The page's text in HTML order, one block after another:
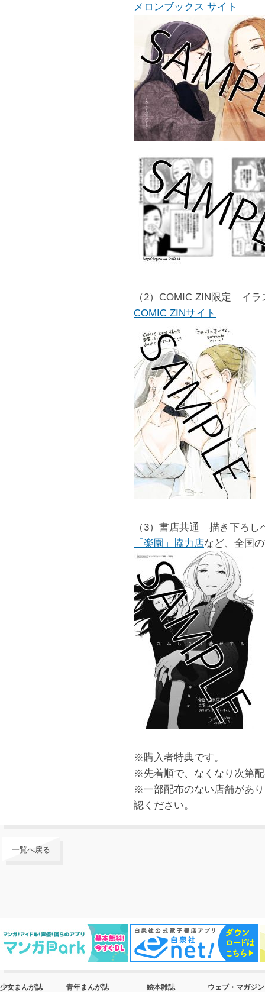
メロンブックス サイト
（2）COMIC ZIN限定 イラ
COMIC ZINサイト
（3）書店共通 描き下ろし
「楽園」協力店など、全国
※購入者特典です。
※先着順で、なくなり次第
※一部配布のない店舗があ
認ください。
一覧へ戻る
少女まんが誌 青年まんが誌 絵本雑誌 ウェブ・マガジン